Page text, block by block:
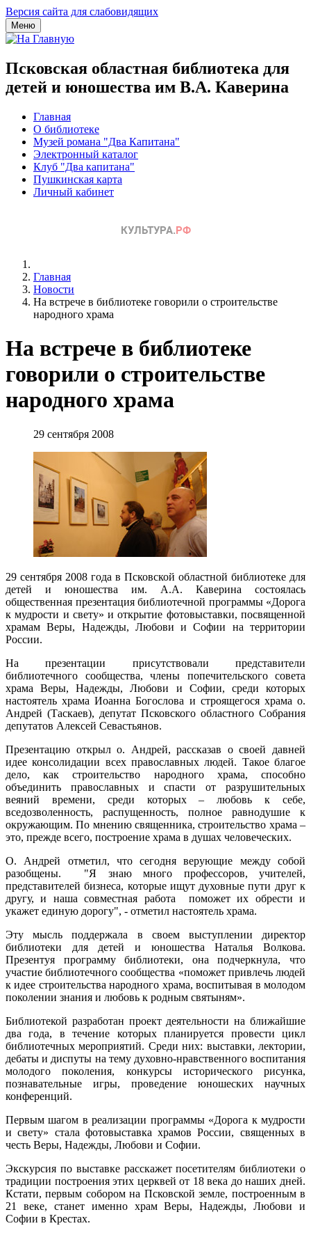
Версия сайта для слабовидящих
Меню
Псковская областная библиотека для
детей и юношества им В.А. Каверина
Главная
О библиотеке
Музей романа "Два Капитана"
Электронный каталог
Клуб "Два капитана"
Пушкинская карта
Личный кабинет
Главная
Новости
На встрече в библиотеке говорили о строительстве
народного храма
На встрече в библиотеке
говорили о строительстве
народного храма
29 сентября 2008
29 сентября 2008 года в Псковской областной библиотеке для
детей и юношества им. А.А. Каверина состоялась
общественная презентация библиотечной программы «Дорога
к мудрости и свету» и открытие фотовыставки, посвященной
храмам Веры, Надежды, Любови и Софии на территории
России.
На презентации присутствовали представители
библиотечного сообщества, члены попечительского совета
храма Веры, Надежды, Любови и Софии, среди которых
настоятель храма Иоанна Богослова и строящегося храма о.
Андрей (Таскаев), депутат Псковского областного Собрания
депутатов Алексей Севастьянов.
Презентацию открыл о. Андрей, рассказав о своей давней
идее консолидации всех православных людей. Такое благое
дело, как строительство народного храма, способно
объединить православных и спасти от разрушительных
веяний времени, среди которых – любовь к себе,
вседозволенность, распущенность, полное равнодушие к
окружающим. По мнению священника, строительство храма –
это, прежде всего, построение храма в душах человеческих.
О. Андрей отметил, что сегодня верующие между собой
разобщены. "Я знаю много профессоров, учителей,
представителей бизнеса, которые ищут духовные пути друг к
другу, и наша совместная работа поможет их обрести и
укажет единую дорогу", - отметил настоятель храма.
Эту мысль поддержала в своем выступлении директор
библиотеки для детей и юношества Наталья Волкова.
Презентуя программу библиотеки, она подчеркнула, что
участие библиотечного сообщества «поможет привлечь людей
к идее строительства народного храма, воспитывая в молодом
поколении знания и любовь к родным святыням».
Библиотекой разработан проект деятельности на ближайшие
два года, в течение которых планируется провести цикл
библиотечных мероприятий. Среди них: выставки, лектории,
дебаты и диспуты на тему духовно-нравственного воспитания
молодого поколения, конкурсы исторического рисунка,
познавательные игры, проведение юношеских научных
конференций.
Первым шагом в реализации программы «Дорога к мудрости
и свету» стала фотовыставка храмов России, священных в
честь Веры, Надежды, Любови и Софии.
Экскурсия по выставке расскажет посетителям библиотеки о
традиции построения этих церквей от 18 века до наших дней.
Кстати, первым собором на Псковской земле, построенным в
21 веке, станет именно храм Веры, Надежды, Любови и
Софии в Крестах.